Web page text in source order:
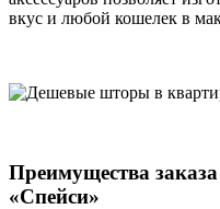
вкус и любой кошелек в
Преимущества
«Спейси»